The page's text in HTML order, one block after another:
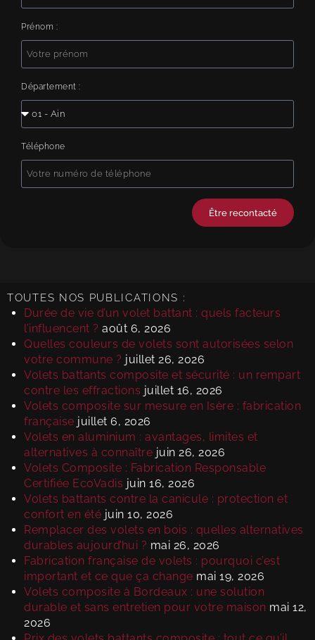
Prénom :
Département :
Téléphone
Être recontacté
TOUTES NOS PUBLICATIONS :
Durée de vie d’un volet battant : quels facteurs
l’influencent ? août 6, 2026
Quelles couleurs de volets sont autorisées selon
votre commune ? juillet 26, 2026
Volets battants composite et sécurité : un rempart
contre les effractions juillet 16, 2026
Volets composite sur mesure en Isère : fabrication
française juillet 6, 2026
Volets en aluminium : avantages, limites et
alternatives à connaître juin 26, 2026
Volets Composite : Fabrication Responsable
Certifiée EcoVadis juin 16, 2026
Volets battants contre la canicule : protection et
confort en été juin 10, 2026
Remplacer des volets en bois : quelles alternatives
durables aujourd’hui ? mai 26, 2026
Fabrication française de volets : pourquoi c’est
important et ce que ça change mai 19, 2026
Volets composite à Bordeaux : une solution
durable et sans entretien pour votre maison mai 12,
2026